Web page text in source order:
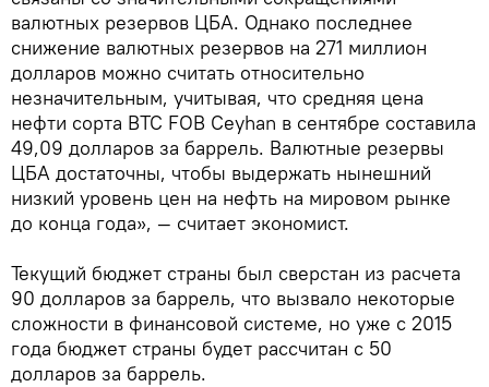
валютных резервов ЦБА. Однако последнее
снижение валютных резервов на 271 миллион
долларов можно считать относительно
незначительным, учитывая, что средняя цена
нефти сорта BTC FOB Ceyhan в сентябре составила
49,09 долларов за баррель. Валютные резервы
ЦБА достаточны, чтобы выдержать нынешний
низкий уровень цен на нефть на мировом рынке
до конца года», — считает экономист.
Текущий бюджет страны был сверстан из расчета
90 долларов за баррель, что вызвало некоторые
сложности в финансовой системе, но уже с 2015
года бюджет страны будет рассчитан с 50
долларов за баррель.